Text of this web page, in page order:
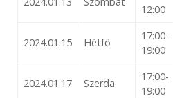
12:00
2024.01.15 Hétfő
17:00-
19:00
2024.01.17 Szerda
17:00-
19:00